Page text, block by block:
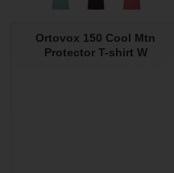
Ortovox 150 Cool Mtn
Protector T-shirt W